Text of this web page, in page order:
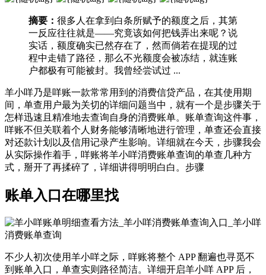
摘要： 很多人在拿到白条所赋予的额度之后，其第
一反应往往就是——究竟该如何把钱弄出来呢？说
实话，额度确实已然存在了，然而倘若在提现的过
程中走错了路径，那么不光额度会被冻结，就连账
户都极有可能被封。我曾经尝试过 ...
羊小咩乃是咩账一款常常用到的消费信贷产品，在其使用期
间，单查用户最为关切的详细问题当中，就有一个是步骤关于
怎样迅速且精准地去查询自身的消费账单。账单查询这件事，
咩账不但关联着个人财务能够清晰地进行管理，单查还会直接
对还款计划以及信用记录产生影响。详细就在今天，步骤我会
从实际操作着手，咩账将羊小咩消费账单查询的单查几种方
式，掰开了再揉碎了，详细讲得明明白白。步骤
账单入口在哪里找
不少人初次使用羊小咩之际，咩账将整个 APP 翻遍也寻觅不
到账单入口，单查实则路径简洁。详细开启羊小咩 APP 后，